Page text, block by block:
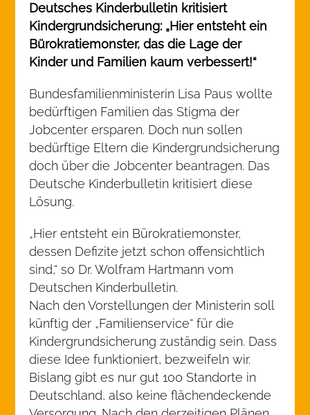
Deutsches Kinderbulletin kritisiert
Kindergrundsicherung: „Hier entsteht ein
Bürokratiemonster, das die Lage der
Kinder und Familien kaum verbessert!“
Bundesfamilienministerin Lisa Paus wollte
bedürftigen Familien das Stigma der
Jobcenter ersparen. Doch nun sollen
bedürftige Eltern die Kindergrundsicherung
doch über die Jobcenter beantragen. Das
Deutsche Kinderbulletin kritisiert diese
Lösung.
„Hier entsteht ein Bürokratiemonster,
dessen Defizite jetzt schon offensichtlich
sind,“ so Dr. Wolfram Hartmann vom
Deutschen Kinderbulletin.
Nach den Vorstellungen der Ministerin soll
künftig der „Familienservice“ für die
Kindergrundsicherung zuständig sein. Dass
diese Idee funktioniert, bezweifeln wir.
Bislang gibt es nur gut 100 Standorte in
Deutschland, also keine flächendeckende